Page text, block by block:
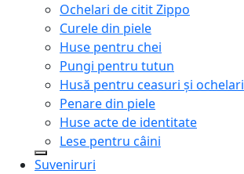
Ochelari de citit Zippo
Curele din piele
Huse pentru chei
Pungi pentru tutun
Husă pentru ceasuri și ochelari
Penare din piele
Huse acte de identitate
Lese pentru câini
Suveniruri